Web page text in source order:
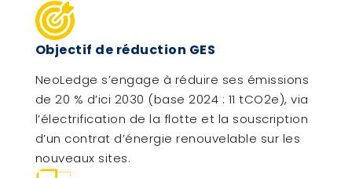
Objectif de réduction GES
NeoLedge s’engage à réduire ses émissions
de 20 % d’ici 2030 (base 2024 : 11 tCO2e), via
l’électrification de la flotte et la souscription
d’un contrat d’énergie renouvelable sur les
nouveaux sites.